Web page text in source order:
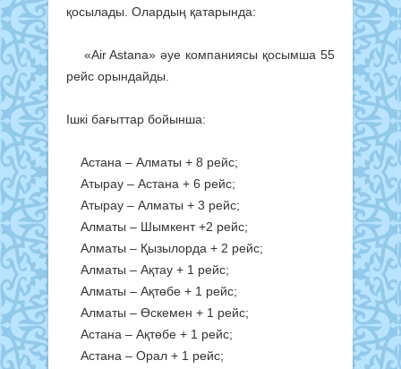
қосылады. Олардың қатарында:
«Air Astana» әуе компаниясы қосымша 55
рейс орындайды.
Iшкі бағыттар бойынша:
Астана – Алматы + 8 рейс;
Атырау – Астана + 6 рейс;
Атырау – Алматы + 3 рейс;
Алматы – Шымкент +2 рейс;
Алматы – Қызылорда + 2 рейс;
Алматы – Ақтау + 1 рейс;
Алматы – Ақтөбе + 1 рейс;
Алматы – Өскемен + 1 рейс;
Астана – Ақтөбе + 1 рейс;
Астана – Орал + 1 рейс;